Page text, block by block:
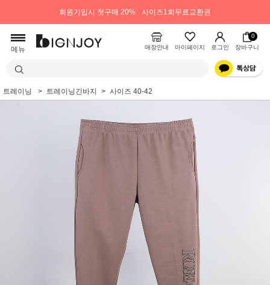
회원가입시 첫구매 20% 사이즈1회무료교환권
메뉴 매장안내 마이페이지 로그인
0
장바구니
트레이닝 트레이닝긴바지 사이즈 40-42